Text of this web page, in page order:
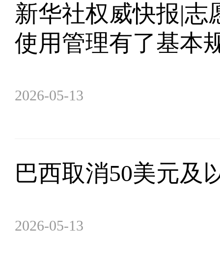
新华社权威快报|志
使用管理有了基本
2026-05-13
巴西取消50美元及
2026-05-13